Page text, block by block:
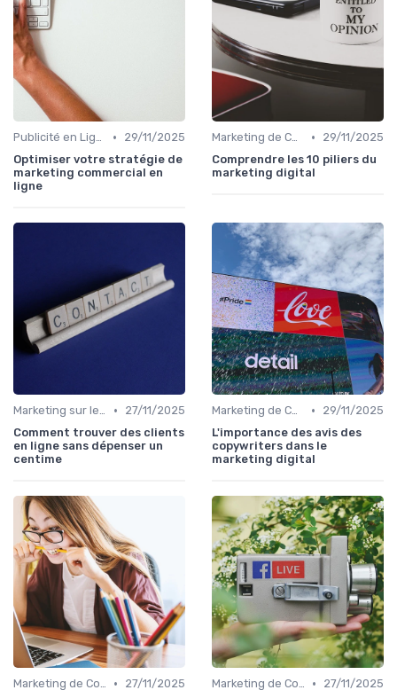
Publicité en Ligne (PPC, Display) •
29/11/2025
Optimiser votre stratégie de
marketing commercial en
ligne
Marketing de Contenu •
29/11/2025
Comprendre les 10 piliers du
marketing digital
Marketing sur les Réseaux Sociaux •
27/11/2025
Comment trouver des clients
en ligne sans dépenser un
centime
Marketing de Contenu •
29/11/2025
L'importance des avis des
copywriters dans le
marketing digital
Marketing de Contenu •
27/11/2025
Marketing de Contenu •
27/11/2025